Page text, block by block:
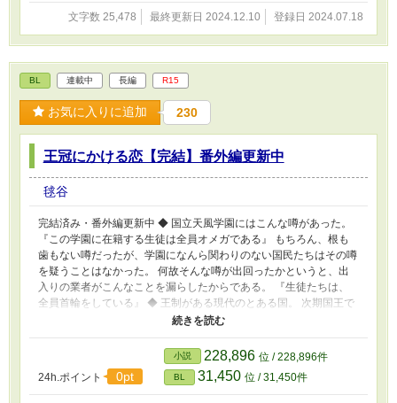
「…………そうなの？」 さっそく都を離れて遠く離れた地へ向か
うこととなり…！？ 果たして愚鈍と噂の第四王子はどんな人物な
のか。 「ようこそ。よろしくね？」 「あれ、お前、生きてたん
ります。
文字数 25,478 最終更新日 2024.12.10 登録日 2024.07.18
BL 連載中 長編 R15
お気に入りに追加 230
王冠にかける恋【完結】番外編更新中
毬谷
完結済み・番外編更新中 ◆ 国立天風学園にはこんな噂があった。
『この学園に在籍する生徒は全員オメガである』 もちろん、根も
歯もない噂だったが、学園になんら関わりのない国民たちはその噂
を疑うことはなかった。 何故そんな噂が出回ったかというと、出
入りの業者がこんなことを漏らしたからである。 『生徒たちは、
全員首輪をしている』 ◆ 王制がある現代のとある国。 次期国王で
ある第一王子・五鳳院景（ごおういんけい）も通う超エリート校・
国立天風学園。 そこの生徒である笠間真加（かさままなか）は、
ある日「ハル」という名前しかわからない謎の生徒と出会って……
◆ オメガバース学園もの 超ロイヤルアルファ×（比較的）普通の男
子高校生オメガです。
24h.ポイント 0pt
小説 228,896 位 / 228,896件
BL 31,450 位 / 31,450件